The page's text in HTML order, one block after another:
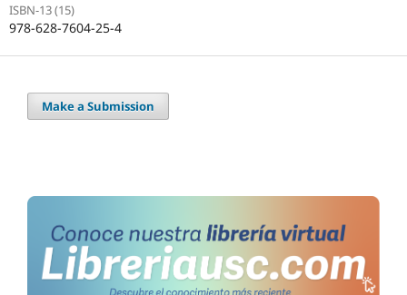
ISBN-13 (15)
978-628-7604-25-4
Make a Submission